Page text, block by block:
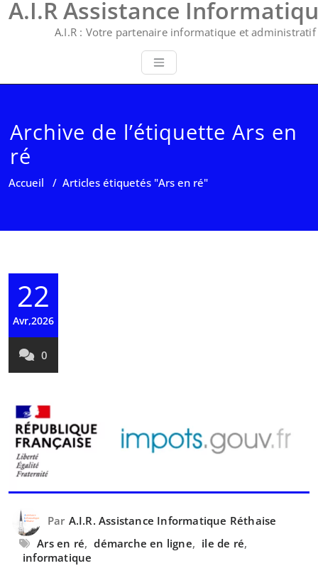
A.I.R Assistance
A.I.R : Votre partenaire informatique et administratif
Archive de l’étiquette Ars en
ré
Accueil / Articles étiquetés "Ars en ré"
22
Avr,2026
0
Par A.I.R. Assistance Informatique Réthaise
Ars en ré, démarche en ligne, ile de ré,
informatique